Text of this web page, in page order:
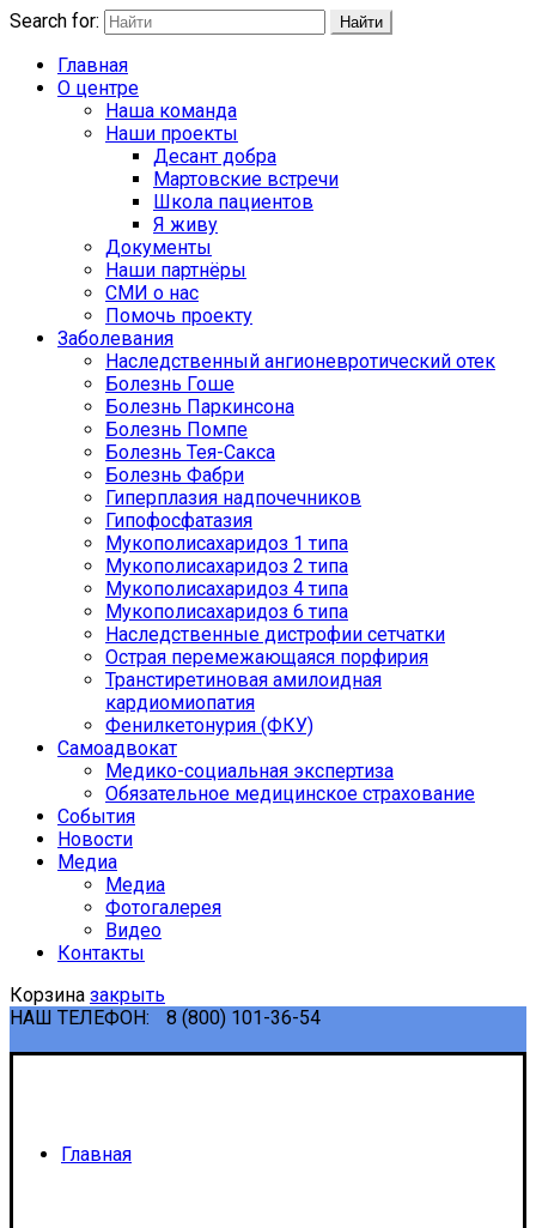
Search for: Найти
Главная
О центре
Наша команда
Наши проекты
Десант добра
Мартовские встречи
Школа пациентов
Я живу
Документы
Наши партнёры
СМИ о нас
Помочь проекту
Заболевания
Наследственный ангионевротический отек
Болезнь Гоше
Болезнь Паркинсона
Болезнь Помпе
Болезнь Тея-Сакса
Болезнь Фабри
Гиперплазия надпочечников
Гипофосфатазия
Мукополисахаридоз 1 типа
Мукополисахаридоз 2 типа
Мукополисахаридоз 4 типа
Мукополисахаридоз 6 типа
Наследственные дистрофии сетчатки
Острая перемежающаяся порфирия
Транстиретиновая амилоидная
кардиомиопатия
Фенилкетонурия (ФКУ)
Самоадвокат
Медико-социальная экспертиза
Обязательное медицинское страхование
События
Новости
Медиа
Медиа
Фотогалерея
Видео
Контакты
Корзина закрыть
НАШ ТЕЛЕФОН:
8 (800) 101-36-54
Главная